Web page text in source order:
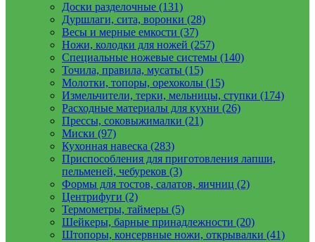
Доски разделочные (131)
Дуршлаги, сита, воронки (28)
Весы и мерные емкости (37)
Ножи, колодки для ножей (257)
Специальные ножевые системы (140)
Точила, правила, мусаты (15)
Молотки, топоры, орехоколы (15)
Измельчители, терки, мельницы, ступки (174)
Расходные материалы для кухни (26)
Прессы, соковыжималки (21)
Миски (97)
Кухонная навеска (283)
Приспособления для приготовления лапши,
пельменей, чебуреков (3)
Формы для тостов, салатов, яичниц (2)
Центрифуги (2)
Термометры, таймеры (5)
Шейкеры, барные принадлежности (20)
Штопоры, консервные ножи, открывалки (41)